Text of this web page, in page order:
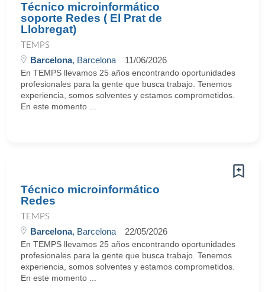
Técnico microinformático
soporte Redes ( El Prat de
Llobregat)
TEMPS
Barcelona, Barcelona 11/06/2026
En TEMPS llevamos 25 años encontrando oportunidades
profesionales para la gente que busca trabajo. Tenemos
experiencia, somos solventes y estamos comprometidos.
En este momento ...
Técnico microinformático
Redes
TEMPS
Barcelona, Barcelona 22/05/2026
En TEMPS llevamos 25 años encontrando oportunidades
profesionales para la gente que busca trabajo. Tenemos
experiencia, somos solventes y estamos comprometidos.
En este momento ...